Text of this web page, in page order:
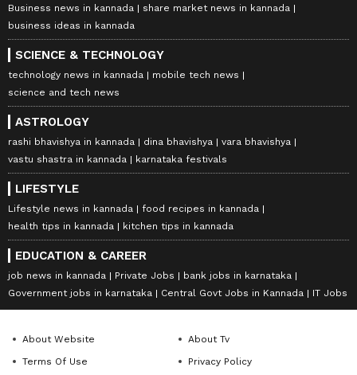
Business news in kannada
share market news in kannada
business ideas in kannada
SCIENCE & TECHNOLOGY
technology news in kannada
mobile tech news
science and tech news
ASTROLOGY
rashi bhavishya in kannada dina bhavishya
vara bhavishya
vastu shastra in kannada
karnataka festivals
LIFESTYLE
Lifestyle news in kannada
food recipes in kannada
health tips in kannada
kitchen tips in kannada
EDUCATION & CAREER
job news in kannada Private Jobs
bank jobs in karnataka
Government jobs in karnataka
Central Govt Jobs in Kannada IT Jobs
About Website
About Tv
Terms Of Use
Privacy Policy